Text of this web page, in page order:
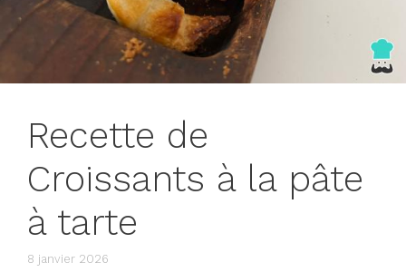
Recette de
Croissants à la pâte
à tarte
8 janvier 2026